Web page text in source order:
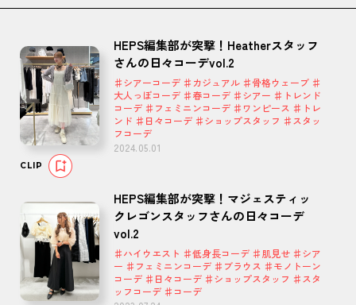
HEPS編集部が突撃！Heatherスタッフ
さんの日々コーデvol.2
♯シアーコーデ ♯カジュアル ♯骨格ウェーブ ♯
大人っぽコーデ ♯春コーデ ♯シアー ♯トレンド
コーデ ♯フェミニンコーデ ♯ワンピース ♯トレ
ンド ♯日々コーデ ♯ショップスタッフ ♯スタッ
フコーデ
2024.05.01
CLIP
HEPS編集部が突撃！マジェスティッ
クレゴンスタッフさんの日々コーデ
vol.2
♯ハイウエスト ♯低身長コーデ ♯肌見せ ♯シア
ー ♯フェミニンコーデ ♯ブラウス ♯モノトーン
コーデ ♯日々コーデ ♯ショップスタッフ ♯スタ
ッフコーデ ♯コーデ